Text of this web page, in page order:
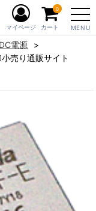
MENU
マイページ カート
0
電源
売り通販サイト